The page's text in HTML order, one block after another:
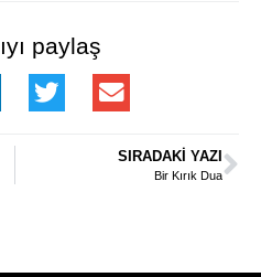
paylaş
SIRADAKI YAZI
Bir Kırık Dua